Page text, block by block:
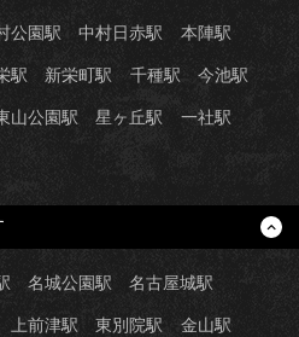
公園駅 中村日赤駅 本陣駅
駅 新栄町駅 千種駅 今池駅
山公園駅 星ヶ丘駅 一社駅
名城公園駅 名古屋城駅
上前津駅 東別院駅 金山駅